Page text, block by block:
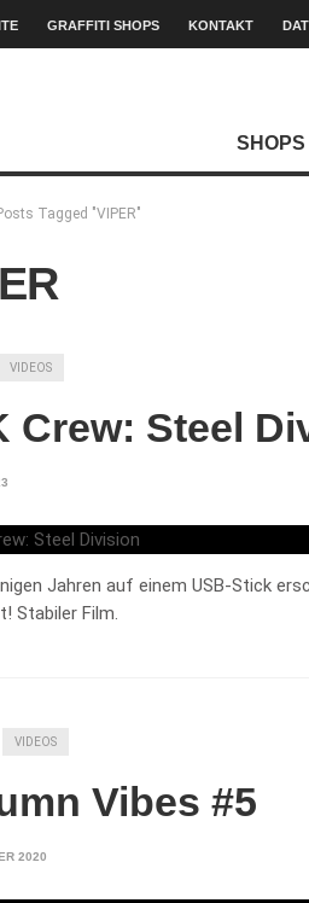
GRAFFITI SHOPS KONTAKT
SHOPS
Tagged "VIPER"
VIDEOS
Crew: Steel
Jahren auf einem USB-Stick
Stabiler Film.
VIDEOS
Vibes #5
2020